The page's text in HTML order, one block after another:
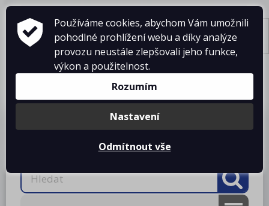
Košík je prázdný
O firmě
Projekty kuchyní
Ke stažení
Používáme cookies, abychom Vám umožnili
pohodlné prohlížení webu a díky analýze
provozu neustále zlepšovali jeho funkce,
výkon a použitelnost.
Rozumím
Nastavení
Odmítnout vše